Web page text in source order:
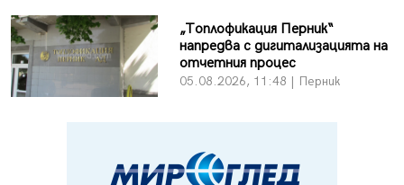
„Топлофикация Перник“
напредва с дигитализацията на
отчетния процес
05.08.2026, 11:48 | Перник